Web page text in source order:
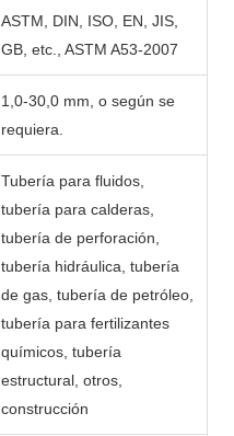
ASTM, DIN, ISO, EN, JIS,
GB, etc., ASTM A53-2007
1,0-30,0 mm, o según se
requiera.
Tubería para fluidos,
tubería para calderas,
tubería de perforación,
tubería hidráulica, tubería
de gas, tubería de petróleo,
tubería para fertilizantes
químicos, tubería
estructural, otros,
construcción